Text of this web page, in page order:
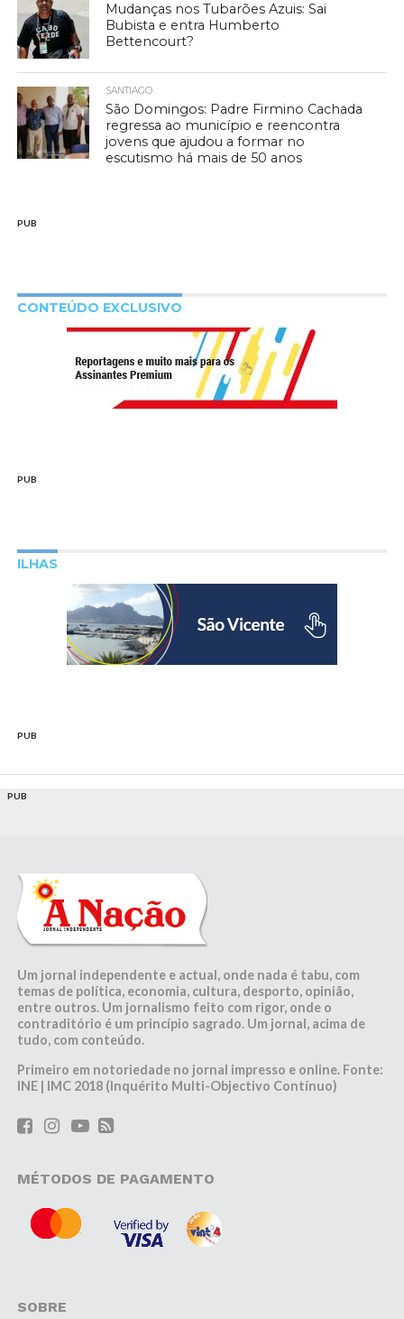
Mudanças nos Tubarões Azuis: Sai
Bubista e entra Humberto
Bettencourt?
SANTIAGO
São Domingos: Padre Firmino Cachada
regressa ao município e reencontra
jovens que ajudou a formar no
escutismo há mais de 50 anos
PUB
CONTEÚDO EXCLUSIVO
PUB
ILHAS
PUB
PUB
Um jornal independente e actual, onde nada é tabu, com
temas de política, economia, cultura, desporto, opinião,
entre outros. Um jornalismo feito com rigor, onde o
contraditório é um princípio sagrado. Um jornal, acima de
tudo, com conteúdo.
Primeiro em notoriedade no jornal impresso e online. Fonte:
INE | IMC 2018 (Inquérito Multi-Objectivo Contínuo)
MÉTODOS DE PAGAMENTO
SOBRE